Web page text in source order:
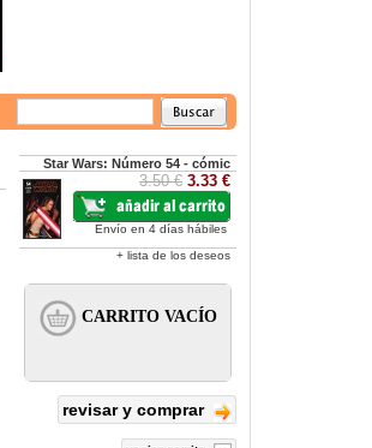
Star Wars: Número 54 - cómic
3.50 € 3.33 €
Envío en 4 días hábiles
+ lista de los deseos
revisar y comprar